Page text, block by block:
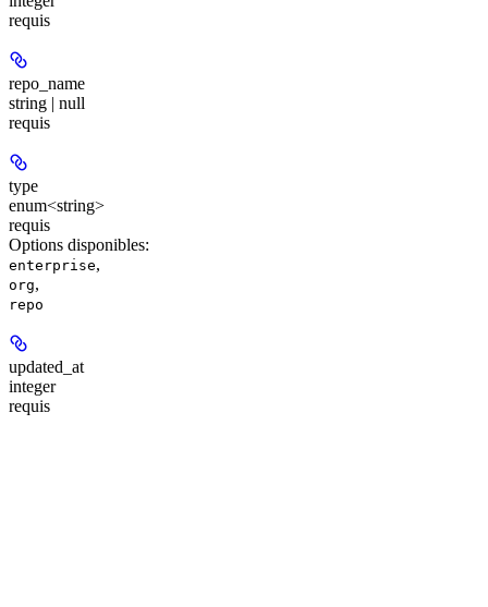
requis
repo_name
string | null
requis
type
enum<string>
requis
Options disponibles:
enterprise,
org,
repo
updated_at
integer
requis